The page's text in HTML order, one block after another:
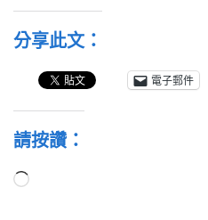
分享此文：
電子郵件
請按讚：
正